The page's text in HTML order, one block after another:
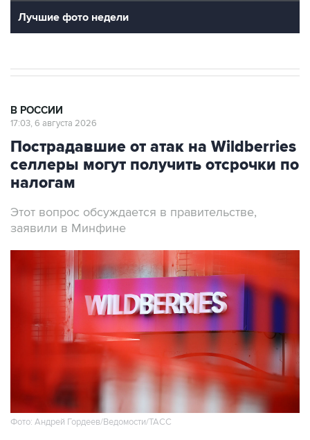
Лучшие фото недели
В РОССИИ
17:03, 6 августа 2026
Пострадавшие от атак на Wildberries
селлеры могут получить отсрочки по
налогам
Этот вопрос обсуждается в правительстве,
заявили в Минфине
Фото: Андрей Гордеев/Ведомости/ТАСС